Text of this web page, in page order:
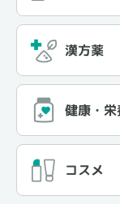
漢方薬
健康・
コスメ